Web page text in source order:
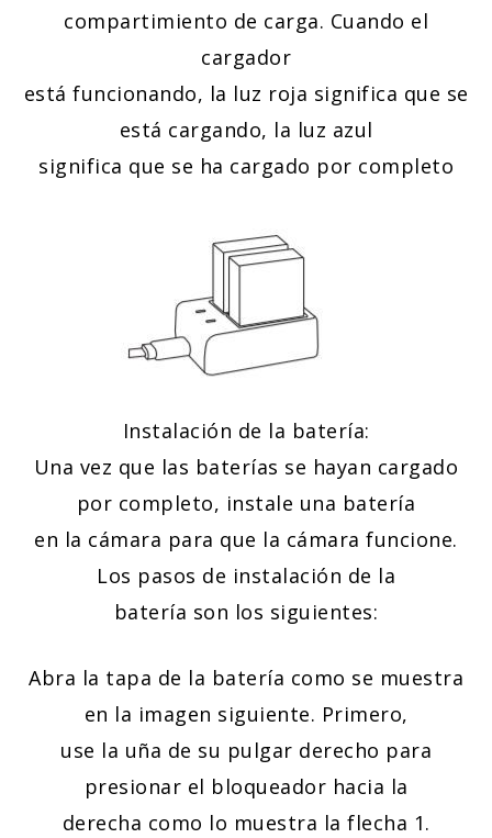
compartimiento de carga. Cuando el
cargador
está funcionando, la luz roja significa que se
está cargando, la luz azul
significa que se ha cargado por completo
Instalación de la batería:
Una vez que las baterías se hayan cargado
por completo, instale una batería
en la cámara para que la cámara funcione.
Los pasos de instalación de la
batería son los siguientes:
Abra la tapa de la batería como se muestra
en la imagen siguiente. Primero,
use la uña de su pulgar derecho para
presionar el bloqueador hacia la
derecha como lo muestra la flecha 1.